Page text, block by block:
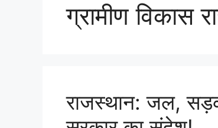
ग्रामीण विकास
राजस्थान: जल,